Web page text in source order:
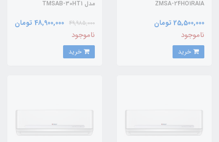
ZMSA-24HO1RAIA
25,500,000 تومان
ناموجود
مدل TMSAB-30HT1
49,985,000 48,900,000 تومان
ناموجود